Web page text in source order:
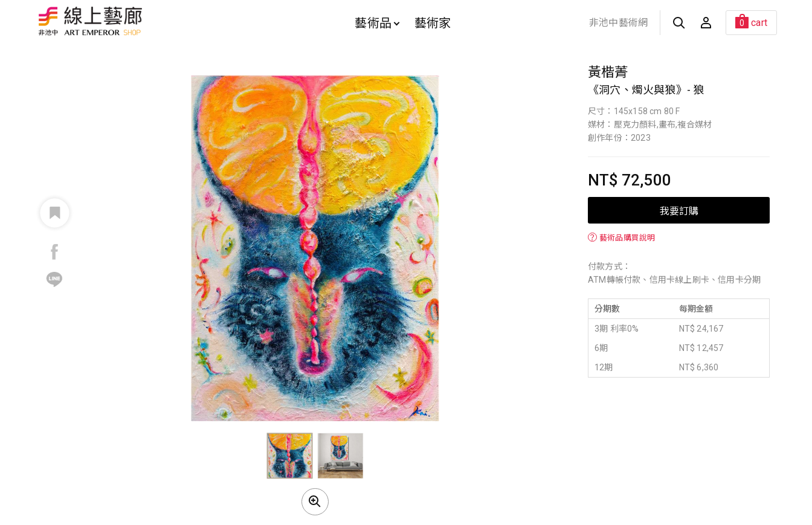
藝術品 藝術家 非池中藝術網 0 cart
黃楷菁
《洞穴、燭火與狼》- 狼
尺寸：145x158 cm 80 F
媒材：壓克力顏料,畫布,複合媒材
創作年份：2023
NT$ 72,500
我要訂購
？ 藝術品購買說明
付款方式：
ATM轉帳付款、信用卡線上刷卡、信用卡分期
分期數 每期金額
3期 利率0%
NT$ 24,167
6期
NT$ 12,457
12期
NT$ 6,360